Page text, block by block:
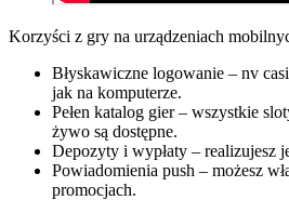
Korzyści z gry na urządzeniach
Błyskawiczne logowanie – nv
jak na komputerze.
Pełen katalog gier – wszystkie
żywo są dostępne.
Depozyty i wypłaty – realizujesz
Powiadomienia push – możesz
promocjach.